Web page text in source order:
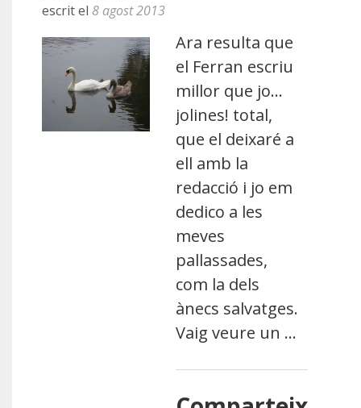
escrit el 8 agost 2013
Ara resulta que
el Ferran escriu
millor que jo…
jolines! total,
que el deixaré a
ell amb la
redacció i jo em
dedico a les
meves
pallassades,
com la dels
ànecs salvatges.
Vaig veure un …